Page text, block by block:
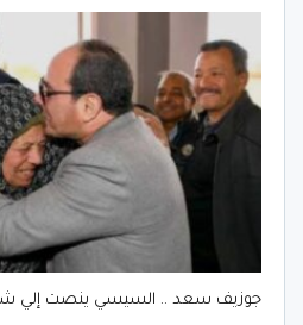
جوزيف سعد .. السيسي ينصت إلي